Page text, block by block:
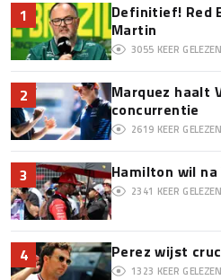
1
Definitief! Red
Martin
3055 KEER GELEZEN
2
Marquez haalt
concurrentie
2619 KEER GELEZEN
3 Hamilton wil
2341 KEER GELEZEN
4 Perez wijst
1323 KEER GELEZEN